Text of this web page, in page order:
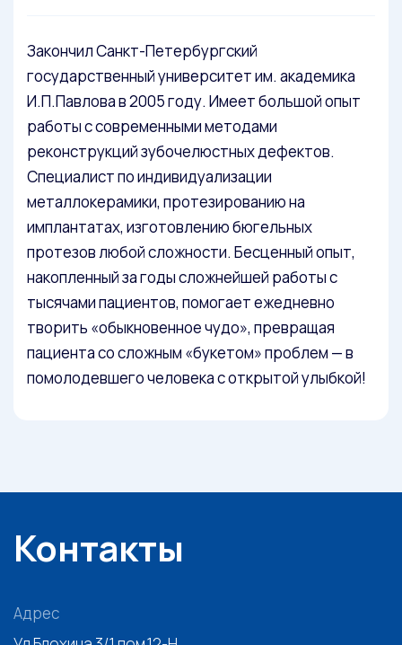
Закончил Санкт-Петербургский
государственный университет им. академика
И.П.Павлова в 2005 году. Имеет большой опыт
работы с современными методами
реконструкций зубочелюстных дефектов.
Специалист по индивидуализации
металлокерамики, протезированию на
имплантатах, изготовлению бюгельных
протезов любой сложности. Бесценный опыт,
накопленный за годы сложнейшей работы с
тысячами пациентов, помогает ежедневно
творить «обыкновенное чудо», превращая
пациента со сложным «букетом» проблем — в
помолодевшего человека с открытой улыбкой!
Контакты
Адрес